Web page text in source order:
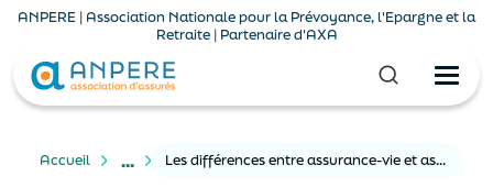
ANPERE | Association Nationale pour la Prévoyance, l'Epargne et la
Retraite | Partenaire d'AXA
Accueil ... Les différences entre assurance-vie et assurance décès